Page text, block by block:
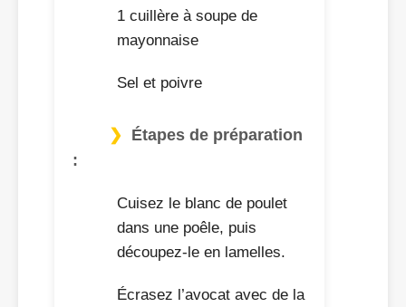
1 cuillère à soupe de
mayonnaise
Sel et poivre
Étapes de préparation
:
Cuisez le blanc de poulet
dans une poêle, puis
découpez-le en lamelles.
Écrasez l’avocat avec de la